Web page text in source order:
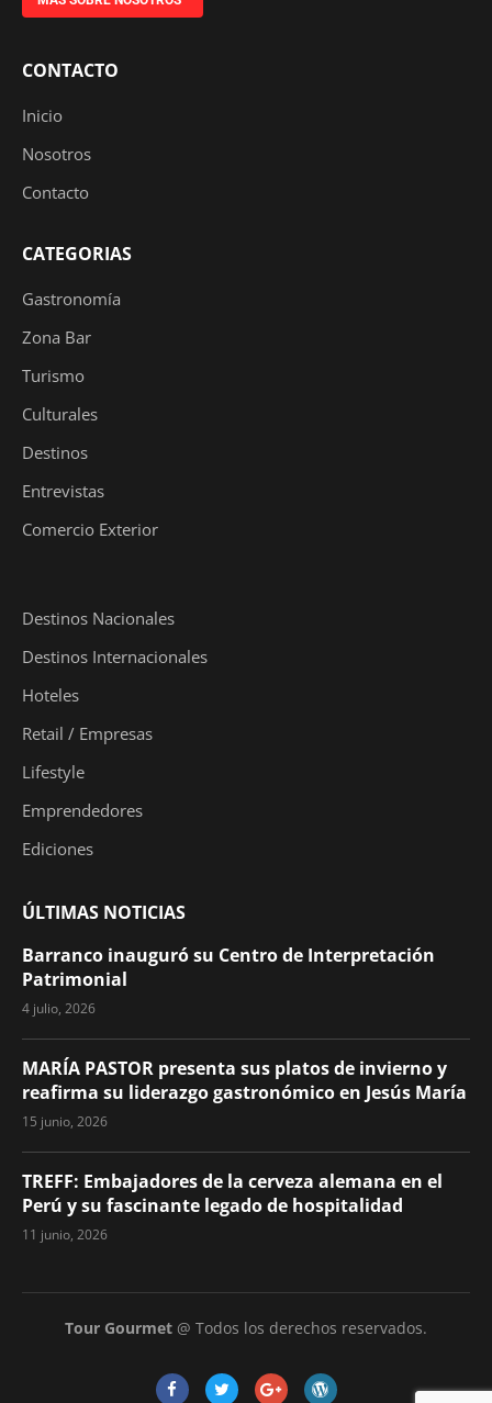
CONTACTO
Inicio
Nosotros
Contacto
CATEGORIAS
Gastronomía
Zona Bar
Turismo
Culturales
Destinos
Entrevistas
Comercio Exterior
Destinos Nacionales
Destinos Internacionales
Hoteles
Retail / Empresas
Lifestyle
Emprendedores
Ediciones
ÚLTIMAS NOTICIAS
Barranco inauguró su Centro de Interpretación
Patrimonial
4 julio, 2026
MARÍA PASTOR presenta sus platos de invierno y
reafirma su liderazgo gastronómico en Jesús María
15 junio, 2026
TREFF: Embajadores de la cerveza alemana en el
Perú y su fascinante legado de hospitalidad
11 junio, 2026
Tour Gourmet @ Todos los derechos reservados.